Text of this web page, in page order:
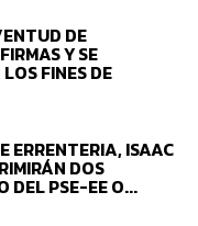
DE
Y SE
FINES DE
ISAAC
DOS
DEL PSE-EE O...